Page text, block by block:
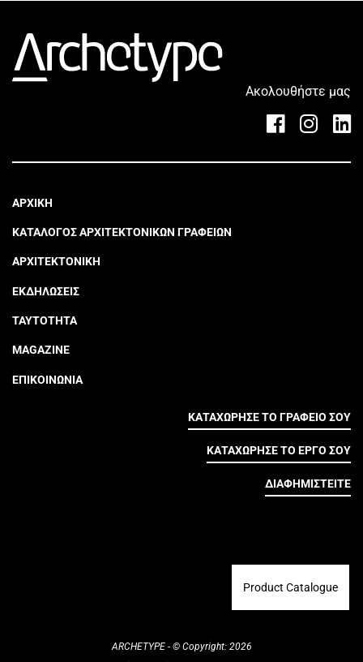
Ακολουθήστε μας
ΑΡΧΙΚΗ
ΚΑΤΑΛΟΓΟΣ ΑΡΧΙΤΕΚΤΟΝΙΚΩΝ ΓΡΑΦΕΙΩΝ
ΑΡΧΙΤΕΚΤΟΝΙΚΗ
ΕΚΔΗΛΩΣΕΙΣ
ΤΑΥΤΟΤΗΤΑ
MAGAZINE
ΕΠΙΚΟΙΝΩΝΙΑ
ΚΑΤΑΧΩΡΗΣΕ ΤΟ ΓΡΑΦΕΙΟ ΣΟΥ
ΚΑΤΑΧΩΡΗΣΕ ΤΟ ΕΡΓΟ ΣΟΥ
ΔΙΑΦΗΜΙΣΤΕΙΤΕ
Product Catalogue
ARCHETYPE - © Copyright: 2026